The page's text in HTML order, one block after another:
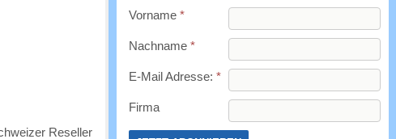
Reseller
Vorname *
Nachname *
E-Mail Adresse: *
Firma